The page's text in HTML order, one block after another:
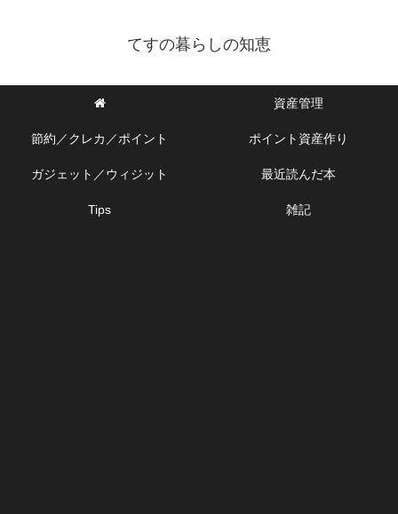
てすの暮らしの知恵
資産管理
節約／クレカ／ポイント ポイント資産作り
ガジェット／ウィジット 最近読んだ本
Tips 雑記